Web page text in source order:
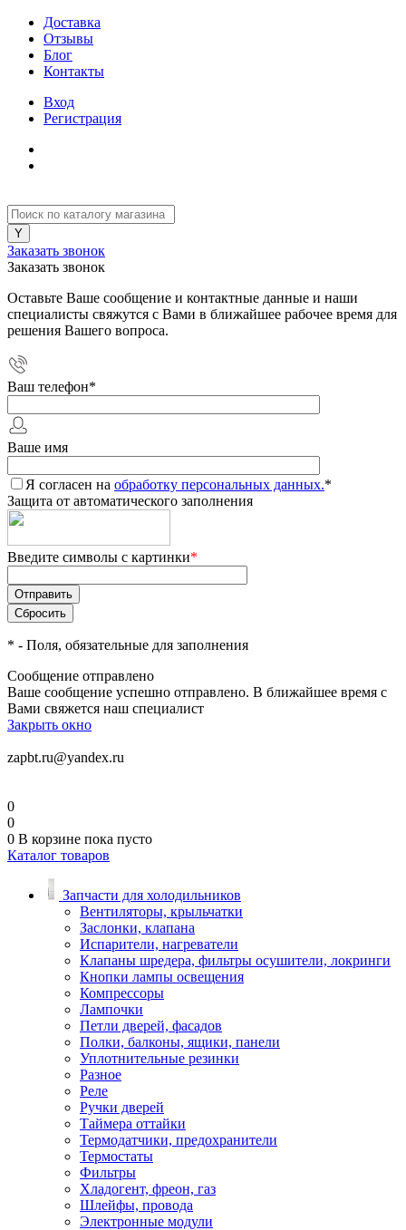
Доставка
Отзывы
Блог
Контакты
Вход
Регистрация
Заказать звонок
Заказать звонок
Оставьте Ваше сообщение и контактные данные и наши
специалисты свяжутся с Вами в ближайшее рабочее время для
решения Вашего вопроса.
Ваш телефон*
Ваше имя
Я согласен на обработку персональных данных.*
Защита от автоматического заполнения
Введите символы с картинки*
* - Поля, обязательные для заполнения
Сообщение отправлено
Ваше сообщение успешно отправлено. В ближайшее время с
Вами свяжется наш специалист
Закрыть окно
zapbt.ru@yandex.ru
0
0
0 В корзине пока пусто
Каталог товаров
Запчасти для холодильников
Вентиляторы, крыльчатки
Заслонки, клапана
Испарители, нагреватели
Клапаны шредера, фильтры осушители, локринги
Кнопки лампы освещения
Компрессоры
Лампочки
Петли дверей, фасадов
Полки, балконы, ящики, панели
Уплотнительные резинки
Разное
Реле
Ручки дверей
Таймера оттайки
Термодатчики, предохранители
Термостаты
Фильтры
Хладогент, фреон, газ
Шлейфы, провода
Электронные модули